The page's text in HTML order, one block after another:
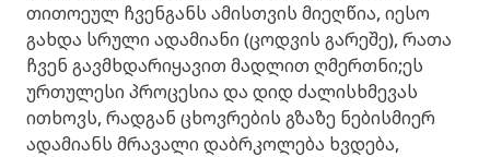
თითოეულ ჩვენგანს ამისთვის მიეღწია, იესო
გახდა სრული ადამიანი (ცოდვის გარეშე), რათა
ჩვენ გავმხდარიყავით მადლით ღმერთნი;ეს
ურთულესი პროცესია და დიდ ძალისხმევას
ითხოვს, რადგან ცხოვრების გზაზე ნებისმიერ
ადამიანს მრავალი დაბრკოლება ხვდება,